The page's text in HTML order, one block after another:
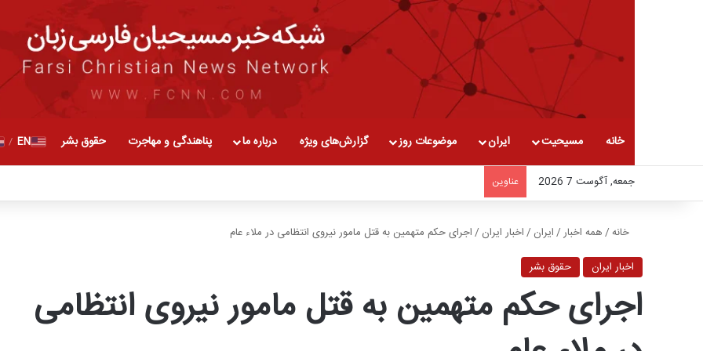
خانه مسیحیت ایران موضوعات روز گزارش‌های ویژه درباره ما پناهندگی و مهاجرت حقوق بشر EN
/
جمعه, آگوست 7 2026 عناوین
خانه/همه اخبار/ایران /اخبار ایران /اجرای حکم متهمین به قتل مامور نیروی انتظامی در ملاء عام
اخبار ایران
حقوق بشر
اجرای حکم متهمین به قتل مامور نیروی انتظامی